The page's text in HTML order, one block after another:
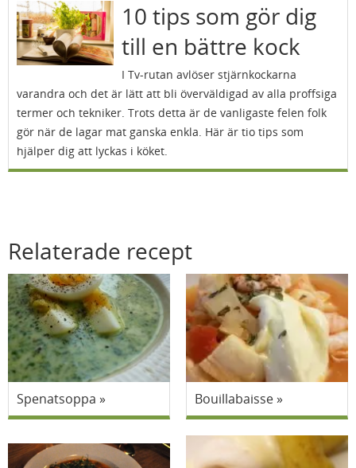
10 tips som gör dig
till en bättre kock
I Tv-rutan avlöser stjärnkockarna
varandra och det är lätt att bli överväldigad av alla proffsiga
termer och tekniker. Trots detta är de vanligaste felen folk
gör när de lagar mat ganska enkla. Här är tio tips som
hjälper dig att lyckas i köket.
Relaterade recept
Spenatsoppa Bouillabaisse